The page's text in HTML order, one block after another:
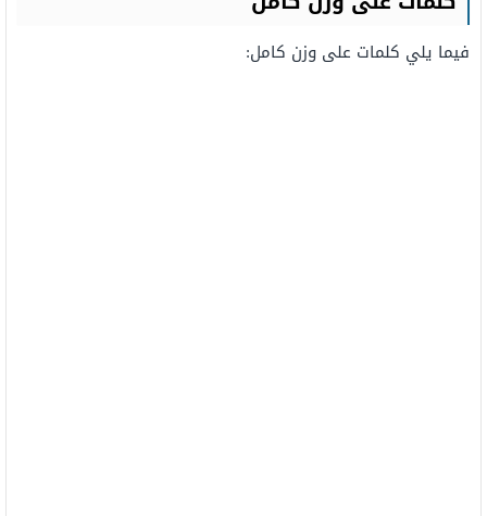
فيما يلي كلمات على وزن كامل: